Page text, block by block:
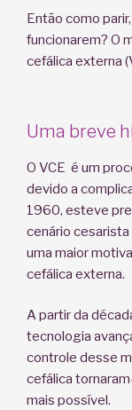
Então como
funcionarem? O
cefálica externa
Uma breve
O VCE é um
devido a
1960, esteve
cenário
uma maior
cefálica externa.
A partir da
tecnologia
controle desse
cefálica
mais possível.